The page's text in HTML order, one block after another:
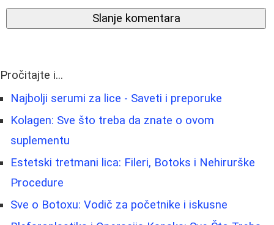
Slanje komentara
Pročitajte i...
Najbolji serumi za lice - Saveti i preporuke
Kolagen: Sve što treba da znate o ovom
suplementu
Estetski tretmani lica: Fileri, Botoks i Nehirurške
Procedure
Sve o Botoxu: Vodič za početnike i iskusne